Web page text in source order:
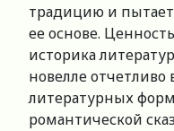
традицию и
ее основе.
историка
новелле
литературных
романтической